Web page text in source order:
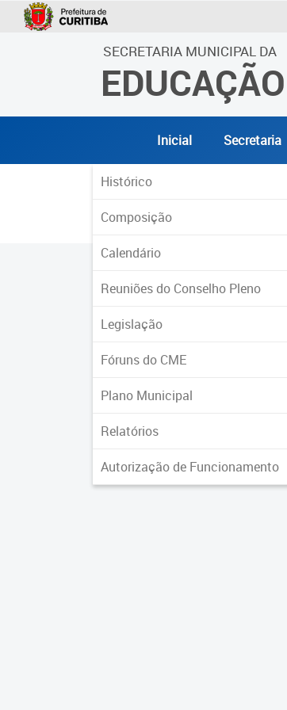
SECRETARIA MUNICIPAL DA
EDUCAÇÃO
Inicial Secretaria
Histórico
Composição
Calendário
Reuniões do Conselho Pleno
Legislação
Fóruns do CME
Plano Municipal
Relatórios
Autorização de Funcionamento